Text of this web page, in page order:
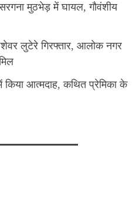
मुठभेड़ में घायल, गौवंशीय
लुटेरे गिरफ्तार, आलोक नगर
आत्मदाह, कथित प्रेमिका के